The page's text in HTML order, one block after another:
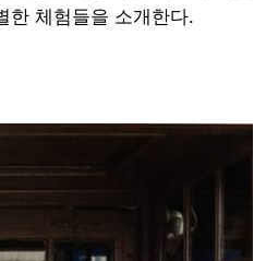
한 체험들을 소개한다.